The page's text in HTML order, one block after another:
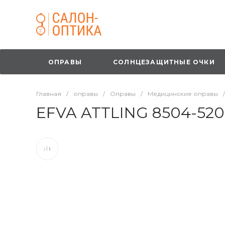
ОПРАВЫ СОЛНЦЕЗАЩИТНЫЕ ОЧКИ
Главная / оправы / Оправы / Медицинские оправы /
EFVA ATTLING 8504-